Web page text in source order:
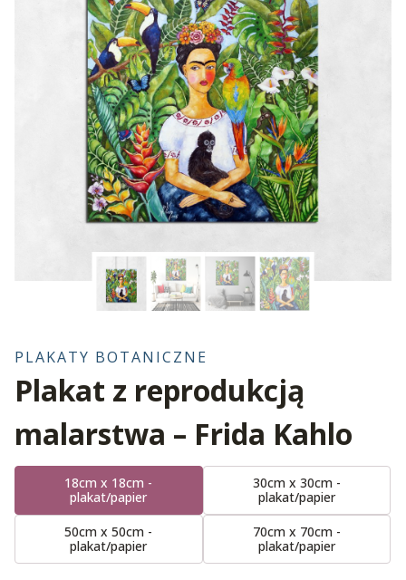
PLAKATY BOTANICZNE
Plakat z reprodukcją
malarstwa – Frida Kahlo
18cm x 18cm -
plakat/papier
30cm x 30cm -
plakat/papier
50cm x 50cm -
plakat/papier
70cm x 70cm -
plakat/papier